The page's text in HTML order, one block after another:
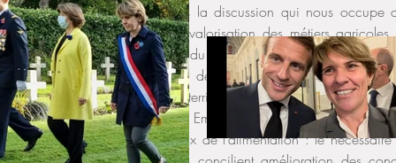
"Je tiens à rappeler dans la discussion qui nous occupe
animale associé à la revalorisation des métiers
compte de l’objectif 2 du programme 149,
durabilité de l’agriculture, de l’agroalimentaire, de la
savoir « Investir dans les territoires ruraux et les filières
enjeu très développé par Emmanuel Macron lors de son
phase des Etats Généraux de l’alimentation : le